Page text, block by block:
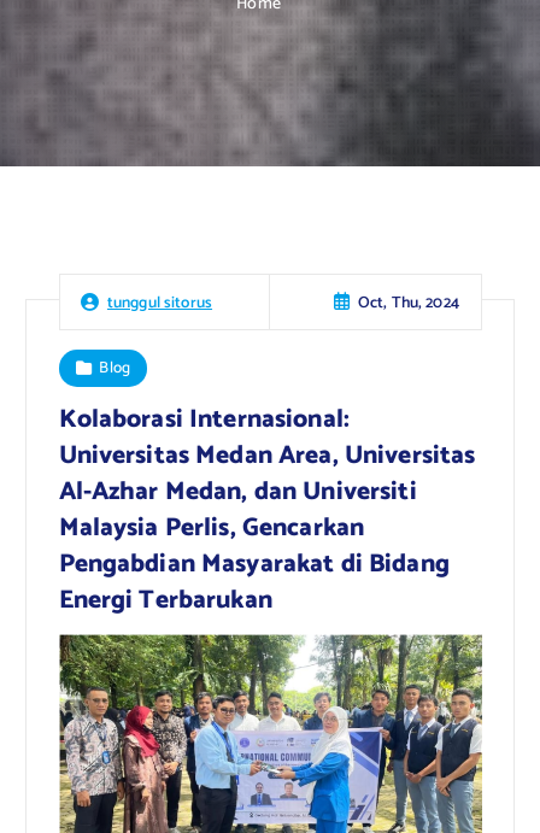
tunggul sitorus Oct, Thu, 2024
Blog
Kolaborasi Internasional:
Universitas Medan Area, Universitas
Al-Azhar Medan, dan Universiti
Malaysia Perlis, Gencarkan
Pengabdian Masyarakat di Bidang
Energi Terbarukan